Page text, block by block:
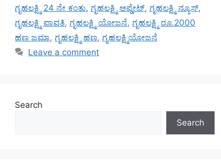
ಗೃಹಲಕ್ಷ್ಮಿ 24 ನೇ ಕಂತು, ಗೃಹಲಕ್ಷ್ಮಿ ಅಪ್ಡೇಟ್, ಗೃಹಲಕ್ಷ್ಮಿ ನ್ಯೂಸ್,
ಗೃಹಲಕ್ಷ್ಮಿ ಪಾವತಿ, ಗೃಹಲಕ್ಷ್ಮಿ ಯೋಜನೆ, ಗೃಹಲಕ್ಷ್ಮಿ ರೂ.2000
ಹಣ ಜಮಾ, ಗೃಹಲಕ್ಷ್ಮಿ ಹಣ, ಗೃಹಲಕ್ಷ್ಮಿಯೋಜನೆ
Leave a comment
Search
Search